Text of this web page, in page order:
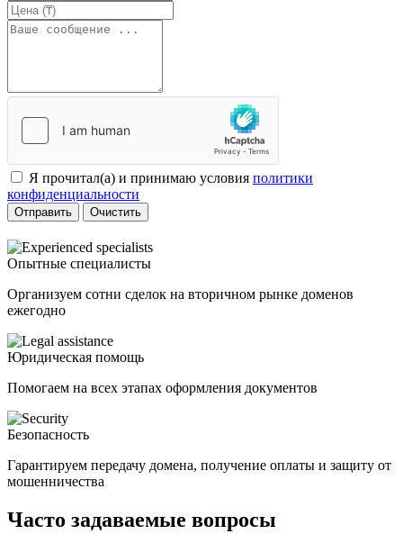
Я прочитал(а) и принимаю условия политики
конфиденциальности
Отправить Очистить
Опытные специалисты
Организуем сотни сделок на вторичном рынке доменов
ежегодно
Юридическая помощь
Помогаем на всех этапах оформления документов
Безопасность
Гарантируем передачу домена, получение оплаты и защиту от
мошенничества
Часто задаваемые вопросы